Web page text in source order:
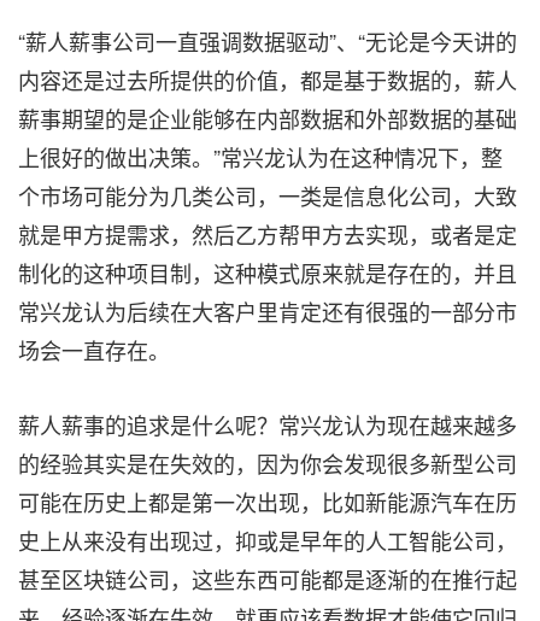
“薪人薪事公司一直强调数据驱动”、“无论是今天讲的
内容还是过去所提供的价值，都是基于数据的，薪人
薪事期望的是企业能够在内部数据和外部数据的基础
上很好的做出决策。”常兴龙认为在这种情况下，整
个市场可能分为几类公司，一类是信息化公司，大致
就是甲方提需求，然后乙方帮甲方去实现，或者是定
制化的这种项目制，这种模式原来就是存在的，并且
常兴龙认为后续在大客户里肯定还有很强的一部分市
场会一直存在。
薪人薪事的追求是什么呢？常兴龙认为现在越来越多
的经验其实是在失效的，因为你会发现很多新型公司
可能在历史上都是第一次出现，比如新能源汽车在历
史上从来没有出现过，抑或是早年的人工智能公司，
甚至区块链公司，这些东西可能都是逐渐的在推行起